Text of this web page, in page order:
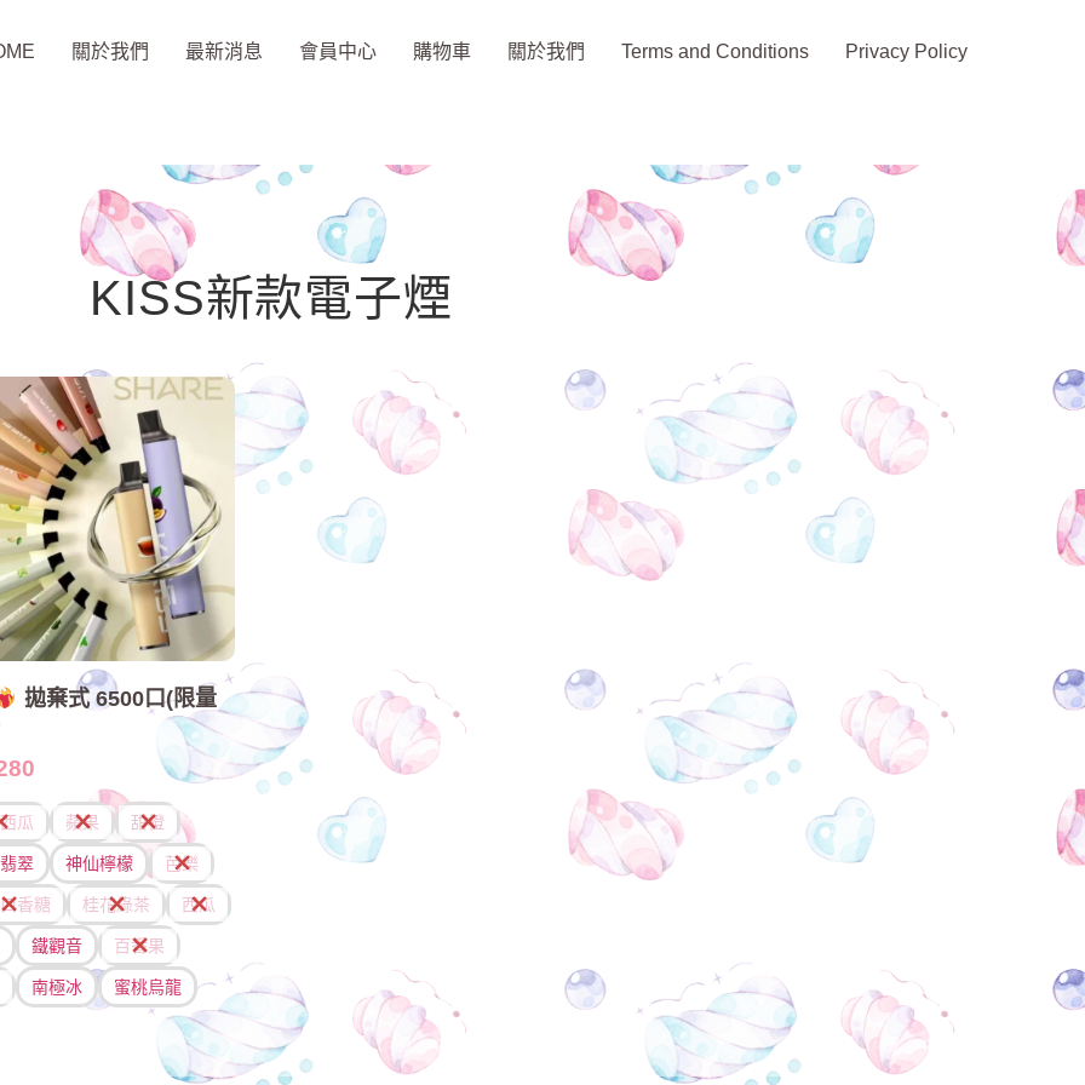
關於我們 最新消息 會員中心 購物車 關於我們 Terms and Conditions Privacy Policy
KISS新款電子煙
拋棄式 6500口(限量
瓜 蘋果
甜橙
翠
神仙檸檬
芭樂
香糖
桂花綠茶
西瓜
鐵觀音
百香果
南極冰
蜜桃烏龍